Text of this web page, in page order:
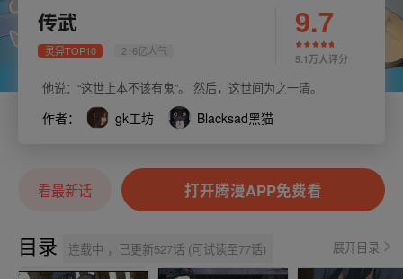
传武
灵异TOP10 216亿人气
9.7
5.1万人评分
他说：“这世上本不该有鬼”。 然后，这世间为之一清。
作者： gk工坊 Blacksad黑猫
看最新话 打开腾漫APP免费看
目录 连载中 ，已更新527话 (可试读至77话) 展开目录